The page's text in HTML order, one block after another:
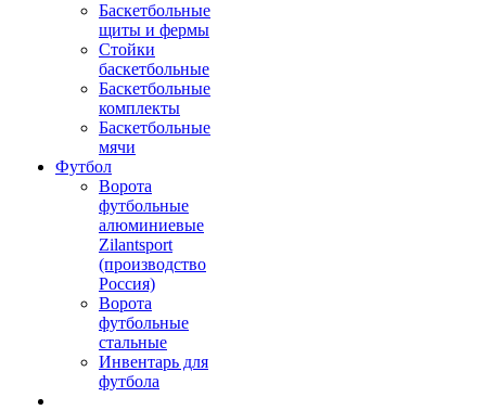
Баскетбольные
щиты и фермы
Стойки
баскетбольные
Баскетбольные
комплекты
Баскетбольные
мячи
Футбол
Ворота
футбольные
алюминиевые
Zilantsport
(производство
Россия)
Ворота
футбольные
стальные
Инвентарь для
футбола